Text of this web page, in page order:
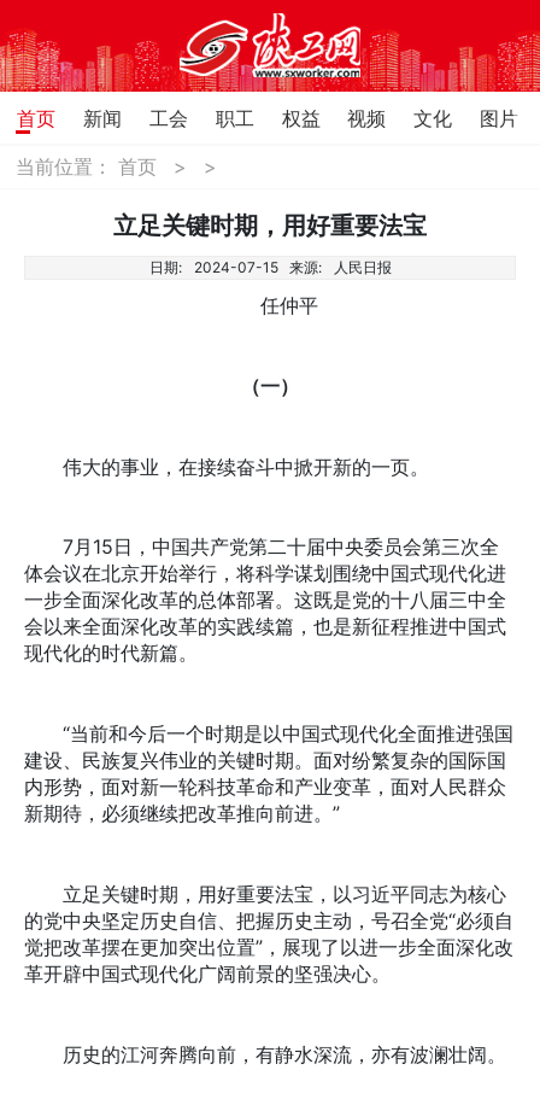
首页 新闻 工会 职工 权益 视频 文化
图片
当前位置：首页 > >
立足关键时期，用好重要法宝
日期: 2024-07-15 来源: 人民日报
任仲平
（一）
伟大的事业，在接续奋斗中掀开新的一页。
7月15日，中国共产党第二十届中央委员会第三次全
体会议在北京开始举行，将科学谋划围绕中国式现代化进
一步全面深化改革的总体部署。这既是党的十八届三中全
会以来全面深化改革的实践续篇，也是新征程推进中国式
现代化的时代新篇。
“当前和今后一个时期是以中国式现代化全面推进强国
建设、民族复兴伟业的关键时期。面对纷繁复杂的国际国
内形势，面对新一轮科技革命和产业变革，面对人民群众
新期待，必须继续把改革推向前进。”
立足关键时期，用好重要法宝，以习近平同志为核心
的党中央坚定历史自信、把握历史主动，号召全党“必须自
觉把改革摆在更加突出位置”，展现了以进一步全面深化改
革开辟中国式现代化广阔前景的坚强决心。
历史的江河奔腾向前，有静水深流，亦有波澜壮阔。